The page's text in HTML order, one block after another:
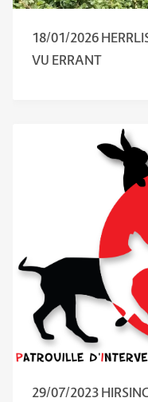
18/01/2026
VU ERRANT
29/07/2023